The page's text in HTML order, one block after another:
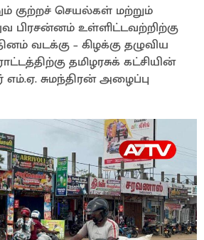
குற்றச் செயல்கள் மற்றும்
பிரசன்னம் உள்ளிட்டவற்றிற்கு
வடக்கு – கிழக்கு தழுவிய
தமிழரசுக் கட்சியின்
சுமந்திரன் அழைப்பு